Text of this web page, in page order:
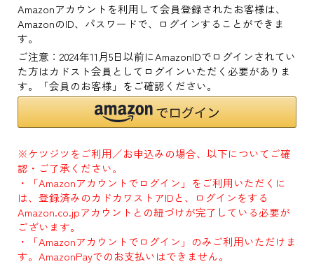
Amazonアカウントを利用して会員登録されたお客様は、
AmazonのID、パスワードで、ログインすることができま
す。
ご注意：2024年11月5日以前にAmazonIDでログインされてい
た方はカドスト会員としてログインいただく必要がありま
す。「会員のお客様」をご確認ください。
※ケツジツをご利用／お申込みの場合、以下についてご確
認・ご了承ください。
・「Amazonアカウントでログイン」をご利用いただくに
は、登録済みのカドカワストアIDと、ログインをする
Amazon.co.jpアカウントとの紐づけが完了している必要が
ございます。
・「Amazonアカウントでログイン」のみご利用いただけま
す。AmazonPayでのお支払いはできません。